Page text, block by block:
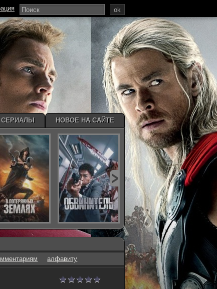
алфавиту
ok
СЕРИАЛЫ НОВОЕ НА САЙТЕ